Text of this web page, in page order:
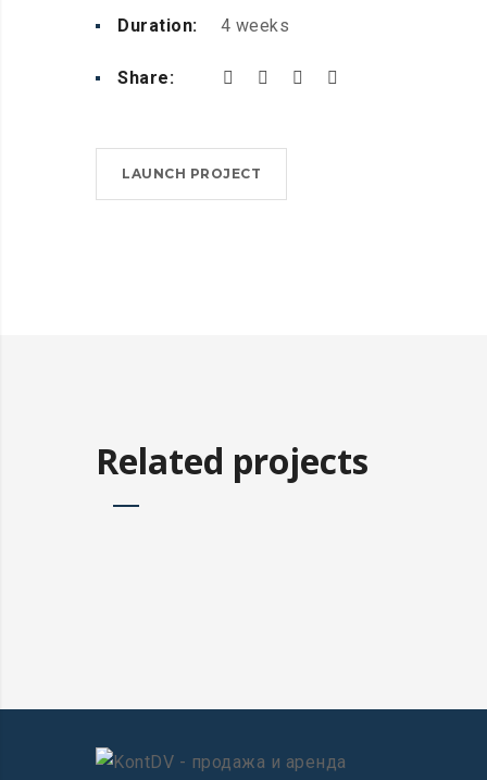
Duration: 4 weeks
Share:
LAUNCH PROJECT
Related projects